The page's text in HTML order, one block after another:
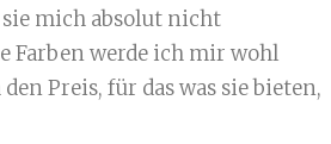
mich absolut nicht
Farben werde ich mir wohl
Preis, für das was sie bieten,